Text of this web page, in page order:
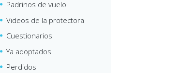
Padrinos de vuelo
Videos de la protectora
Cuestionarios
Ya adoptados
Perdidos